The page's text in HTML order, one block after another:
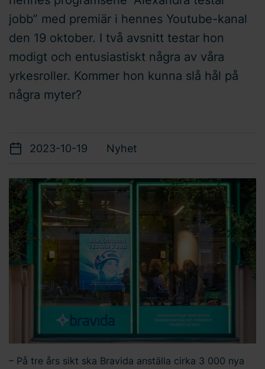
jobb” med premiär i hennes Youtube-kanal
den 19 oktober. I två avsnitt testar hon
modigt och entusiastiskt några av våra
yrkesroller. Kommer hon kunna slå hål på
några myter?
2023-10-19 Nyhet
– På tre års sikt ska Bravida anställa cirka 3 000 nya